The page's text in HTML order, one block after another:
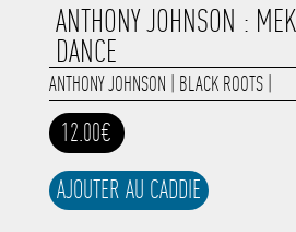
ANTHONY JOHNSON :
DANCE
ANTHONY JOHNSON BLACK ROOTS|
12.00€
AJOUTER AU CADDIE